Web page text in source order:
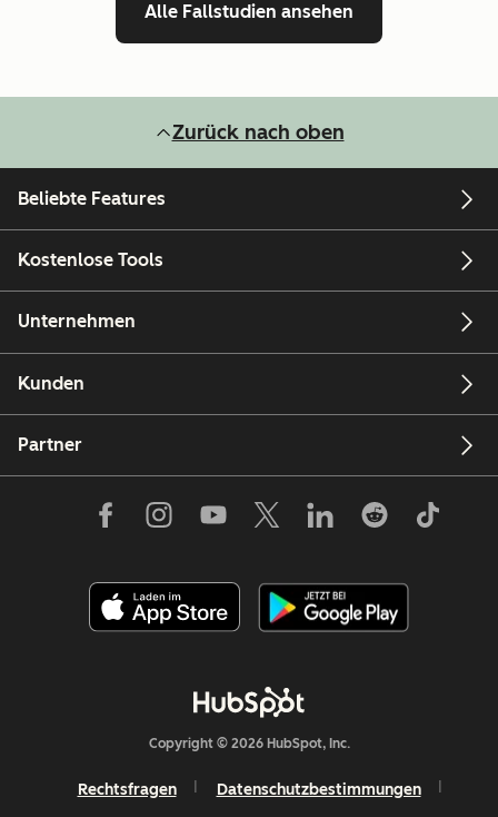
Alle Fallstudien ansehen
Zurück nach oben
Beliebte Features
Kostenlose Tools
Unternehmen
Kunden
Partner
Copyright © 2026 HubSpot, Inc.
Rechtsfragen Datenschutzbestimmungen